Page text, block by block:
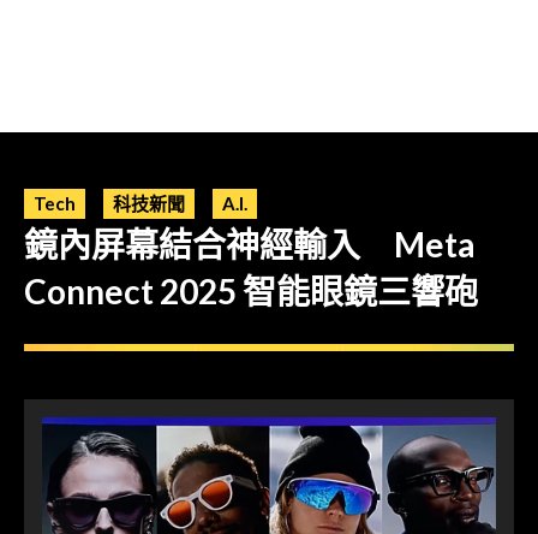
Tech 科技新聞 A.I.
鏡內屏幕結合神經輸入 Meta
Connect 2025 智能眼鏡三響砲